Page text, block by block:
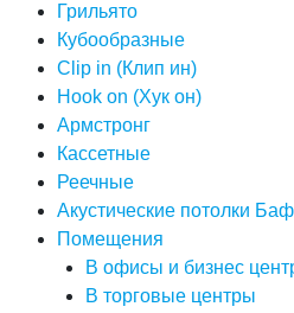
Грильято
Кубообразные
Clip in (Клип ин)
Hook on (Хук он)
Армстронг
Кассетные
Реечные
Акустические потолки
Помещения
В офисы и бизнес
В торговые центры